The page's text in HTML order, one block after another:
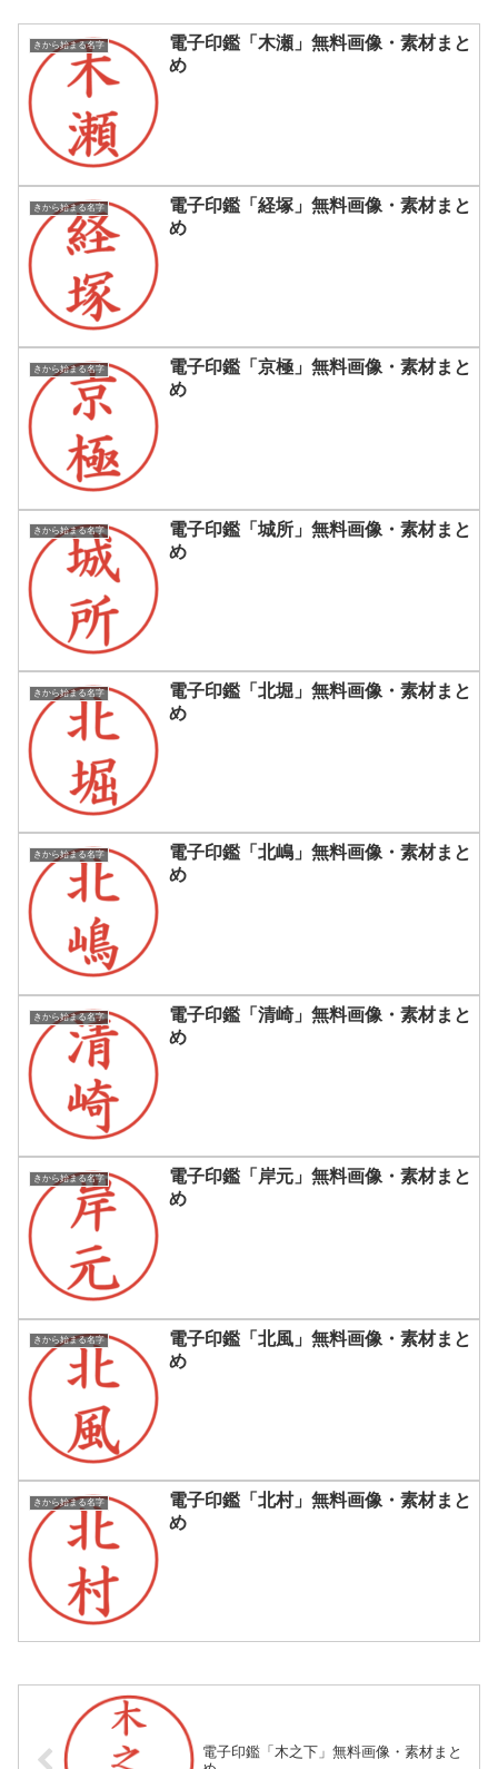
きから始まる名字
電子印鑑「木瀬」無料画像・素材まと
め
きから始まる名字
電子印鑑「経塚」無料画像・素材まと
め
きから始まる名字
電子印鑑「京極」無料画像・素材まと
め
きから始まる名字
電子印鑑「城所」無料画像・素材まと
め
きから始まる名字
電子印鑑「北堀」無料画像・素材まと
め
きから始まる名字
電子印鑑「北嶋」無料画像・素材まと
め
きから始まる名字
電子印鑑「清崎」無料画像・素材まと
め
きから始まる名字
電子印鑑「岸元」無料画像・素材まと
め
きから始まる名字
電子印鑑「北風」無料画像・素材まと
め
きから始まる名字
電子印鑑「北村」無料画像・素材まと
め
電子印鑑「木之下」無料画像・素材まと